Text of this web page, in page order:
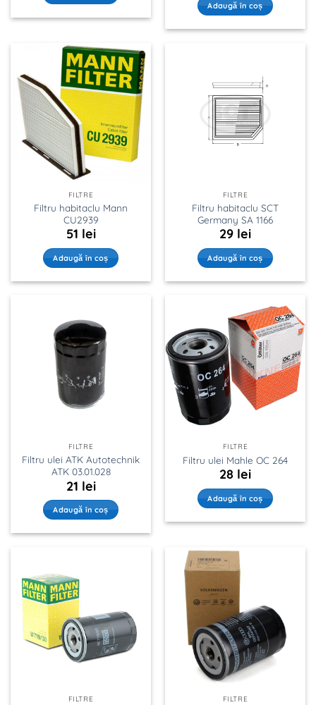
Adaugă în coș
FILTRE
Filtru habitaclu Mann
CU2939
51 lei
Adaugă în coș
FILTRE
Filtru habitaclu SCT
Germany SA 1166
29 lei
Adaugă în coș
FILTRE
Filtru ulei ATK Autotechnik
ATK 03.01.028
21 lei
Adaugă în coș
FILTRE
Filtru ulei Mahle OC 264
28 lei
Adaugă în coș
FILTRE FILTRE